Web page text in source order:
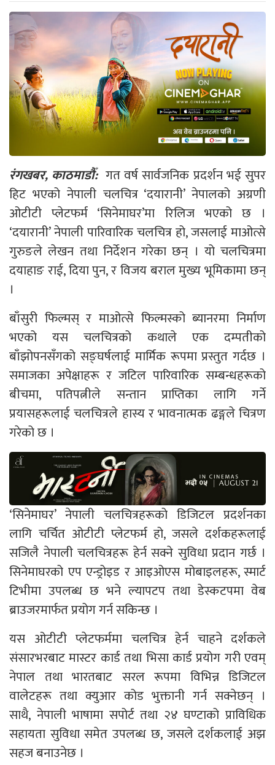
रंगखबर, काठमाडौँ: गत वर्ष सार्वजनिक प्रदर्शन भई सुपर
हिट भएको नेपाली चलचित्र ‘दयारानी’ नेपालको अग्रणी
ओटीटी प्लेटफर्म ‘सिनेमाघर’मा रिलिज भएको छ ।
‘दयारानी’ नेपाली पारिवारिक चलचित्र हो, जसलाई माओत्से
गुरुङले लेखन तथा निर्देशन गरेका छन् । यो चलचित्रमा
दयाहाङ राई, दिया पुन, र विजय बराल मुख्य भूमिकामा छन्
।
बाँसुरी फिल्मस् र माओत्से फिल्मस्को ब्यानरमा निर्माण
भएको यस चलचित्रको कथाले एक दम्पतीको
बाँझोपनसँगको सङ्घर्षलाई मार्मिक रूपमा प्रस्तुत गर्दछ ।
समाजका अपेक्षाहरू र जटिल पारिवारिक सम्बन्धहरूको
बीचमा, पतिपत्नीले सन्तान प्राप्तिका लागि गर्ने
प्रयासहरूलाई चलचित्रले हास्य र भावनात्मक ढङ्गले चित्रण
गरेको छ ।
‘सिनेमाघर’ नेपाली चलचित्रहरूको डिजिटल प्रदर्शनका
लागि चर्चित ओटीटी प्लेटफर्म हो, जसले दर्शकहरूलाई
सजिलै नेपाली चलचित्रहरू हेर्न सक्ने सुविधा प्रदान गर्छ ।
सिनेमाघरको एप एन्ड्रोइड र आइओएस मोबाइलहरू, स्मार्ट
टिभीमा उपलब्ध छ भने ल्यापटप तथा डेस्कटपमा वेब
ब्राउजरमार्फत प्रयोग गर्न सकिन्छ ।
यस ओटीटी प्लेटफर्ममा चलचित्र हेर्न चाहने दर्शकले
संसारभरबाट मास्टर कार्ड तथा भिसा कार्ड प्रयोग गरी एवम्
नेपाल तथा भारतबाट सरल रूपमा विभिन्न डिजिटल
वालेटहरू तथा क्युआर कोड भुक्तानी गर्न सक्नेछन् ।
साथै, नेपाली भाषामा सपोर्ट तथा २४ घण्टाको प्राविधिक
सहायता सुविधा समेत उपलब्ध छ, जसले दर्शकलाई अझ
सहज बनाउनेछ ।